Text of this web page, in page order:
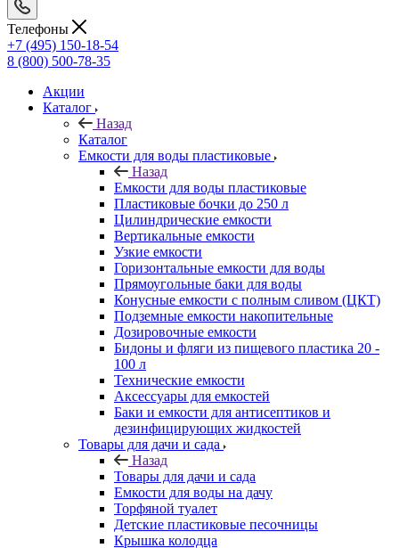
Телефоны
+7 (495) 150-18-54
8 (800) 500-78-35
Акции
Каталог
Назад
Каталог
Емкости для воды пластиковые
Назад
Емкости для воды пластиковые
Пластиковые бочки до 250 л
Цилиндрические емкости
Вертикальные емкости
Узкие емкости
Горизонтальные емкости для воды
Прямоугольные баки для воды
Конусные емкости с полным сливом (ЦКТ)
Подземные емкости накопительные
Дозировочные емкости
Бидоны и фляги из пищевого пластика 20 -
100 л
Технические емкости
Аксессуары для емкостей
Баки и емкости для антисептиков и
дезинфицирующих жидкостей
Товары для дачи и сада
Назад
Товары для дачи и сада
Емкости для воды на дачу
Торфяной туалет
Детские пластиковые песочницы
Крышка колодца